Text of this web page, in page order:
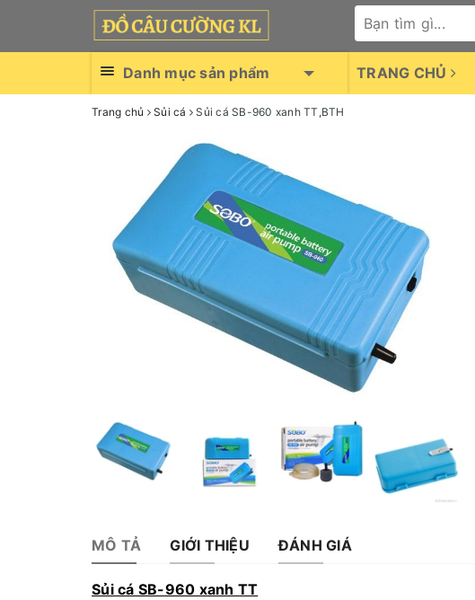
Danh mục sản phẩm TRANG CHỦ
Trang chủ Sủi cá Sủi cá SB-960 xanh TT,BTH
MÔ TẢ GIỚI THIỆU ĐÁNH GIÁ
Sủi cá SB-960 xanh TT